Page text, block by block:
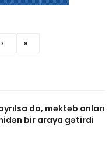
› »
da, məktəb onları
bir araya gətirdi